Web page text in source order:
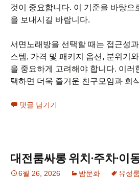
것이 중요합니다. 이 기준을 바탕으
을 보내시길 바랍니다.
서면노래방을 선택할 때는 접근성
스템, 가격 및 패키지 옵션, 분위기
을 중요하게 고려해야 합니다. 이러
택하면 더욱 즐거운 친구모임과 회
댓글 남기기
대전룸싸롱 위치·주차·이
6월 26, 2026 밤문화 유성